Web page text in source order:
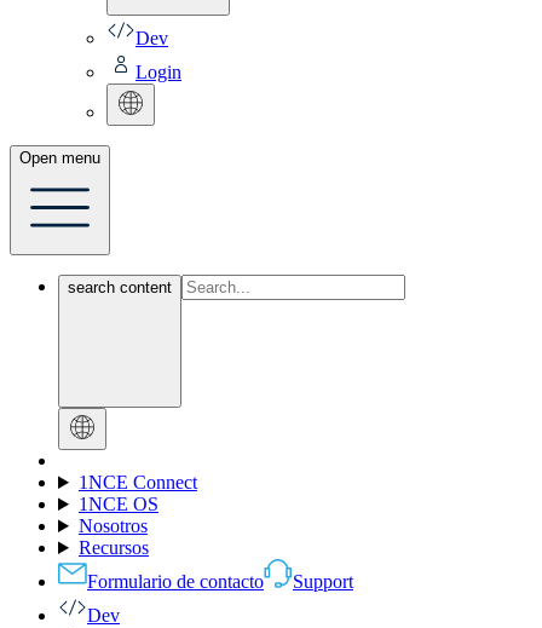
Dev
Login
Open menu
search content
1NCE Connect
1NCE OS
Nosotros
Recursos
Formulario de contacto
Support
Dev